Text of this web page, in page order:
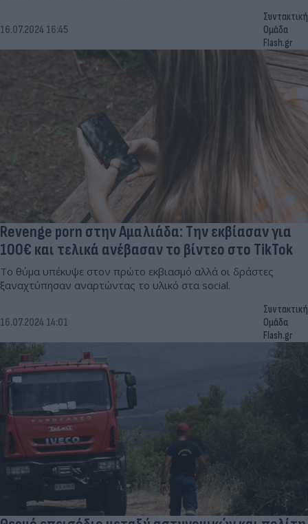
16.07.2024 16:45
Συντακτική
Ομάδα
Flash.gr
Revenge porn στην Αμαλιάδα: Την εκβίασαν για
100€ και τελικά ανέβασαν το βίντεο στο TikTok
Το θύμα υπέκυψε στον πρώτο εκβιασμό αλλά οι δράστες
ξαναχτύπησαν αναρτώντας το υλικό στα social.
16.07.2024 14:01
Συντακτική
Ομάδα
Flash.gr